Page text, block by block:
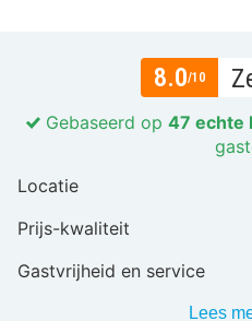
8.0/10
Gebaseerd op 47 echte
Locatie
Prijs-kwaliteit
Gastvrijheid en service
Lees